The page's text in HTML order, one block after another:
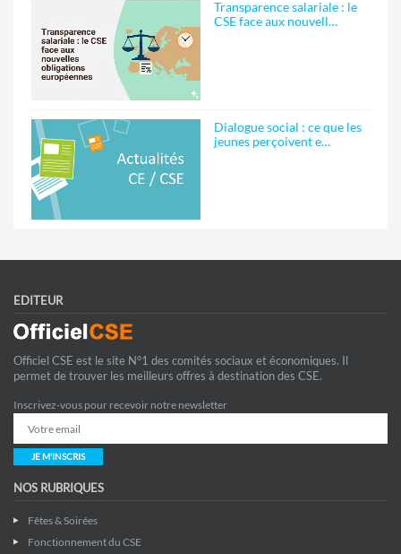
Transparence salariale : le
CSE face aux nouvell…
Dialogue social : ce que les
jeunes perçoivent e…
EDITEUR
Officiel CSE est le site N°1 des comités sociaux et économiques. Il
permet de trouver les meilleurs offres à destination des CSE.
Inscrivez-vous pour recevoir notre newsletter
JE M'INSCRIS
NOS RUBRIQUES
Fêtes & Soirées
Fonctionnement du CSE